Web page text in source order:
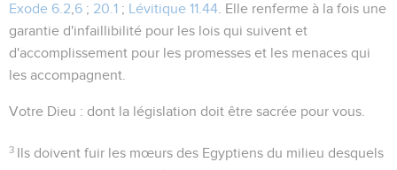
Exode 6.2 6 ; 20.1 ; Lévitique 11.44 . Elle renferme à la fois une
garantie d'infaillibilité pour les lois qui suivent et
d'accomplissement pour les promesses et les menaces qui
les accompagnent.
Votre Dieu : dont la législation doit être sacrée pour vous.
3 Ils doivent fuir les mœurs des Egyptiens du milieu desquels